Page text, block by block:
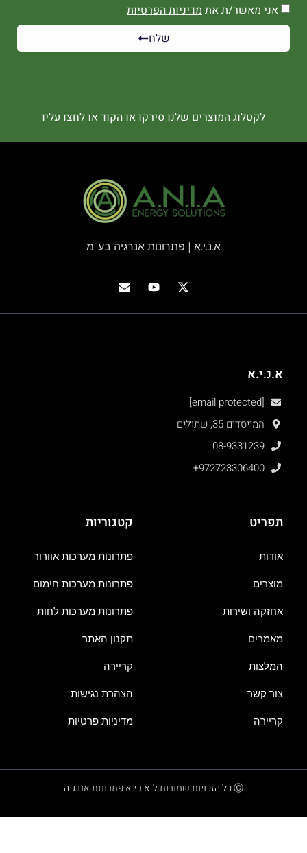
אני מאשר/ת אתמדיניות הפרטיות
שלח
לקטלוג המוצרים שלנו סירקו או הקוד או לחצו עליו
א.נ.י.א | פתרונות אנרגיה בע"מ
א.נ.י.א
[email protected]
המייסדים 35, שתולים
08-9331239
+972723306400
תפריט
אודות
מוצרים
אחזקה ושירות
מאמרים
המלצות
צור קשר
קריירה
קטגוריות
פתרונות מערכות אוורור
פתרונות מערכות חימום
פתרונות מערכות לחות
תקנון האתר
קריירה
הצהרת נגישות
מדיניות פרטיות
Ⓒ כל הזכויות שמורות ל-א.נ.י.א פתרונות אנרגיה